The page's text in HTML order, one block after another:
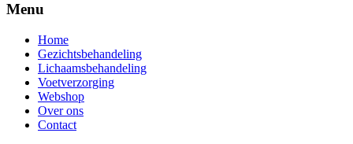
Menu
Home
Gezichtsbehandeling
Lichaamsbehandeling
Voetverzorging
Webshop
Over ons
Contact